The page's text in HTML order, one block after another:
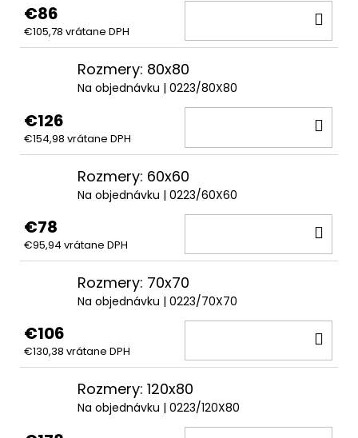
€86
€105,78 vrátane DPH
Rozmery: 80x80
Na objednávku | 0223/80X80
€126
€154,98 vrátane DPH
Rozmery: 60x60
Na objednávku | 0223/60X60
€78
€95,94 vrátane DPH
Rozmery: 70x70
Na objednávku | 0223/70X70
€106
€130,38 vrátane DPH
Rozmery: 120x80
Na objednávku | 0223/120X80